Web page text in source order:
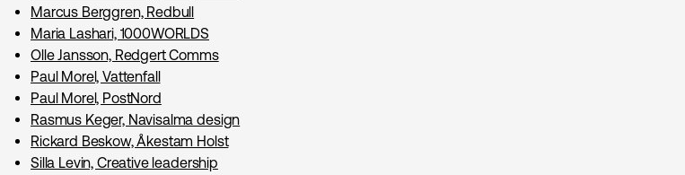
Marcus Berggren, Redbull
Maria Lashari, 1000WORLDS
Olle Jansson, Redgert Comms
Paul Morel, Vattenfall
Paul Morel, PostNord
Rasmus Keger, Navisalma design
Rickard Beskow, Åkestam Holst
Silla Levin, Creative leadership